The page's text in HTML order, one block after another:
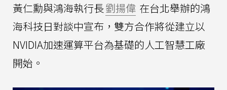
黃仁勳與鴻海執行長劉揚偉 在台北舉辦的鴻
海科技日對談中宣布，雙方合作將從建立以
NVIDIA加速運算平台為基礎的人工智慧工廠
開始。